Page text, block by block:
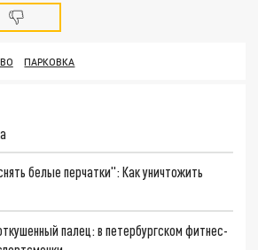
ПАРКОВКА
белые перчатки": Как уничтожить
палец: в петербургском фитнес-